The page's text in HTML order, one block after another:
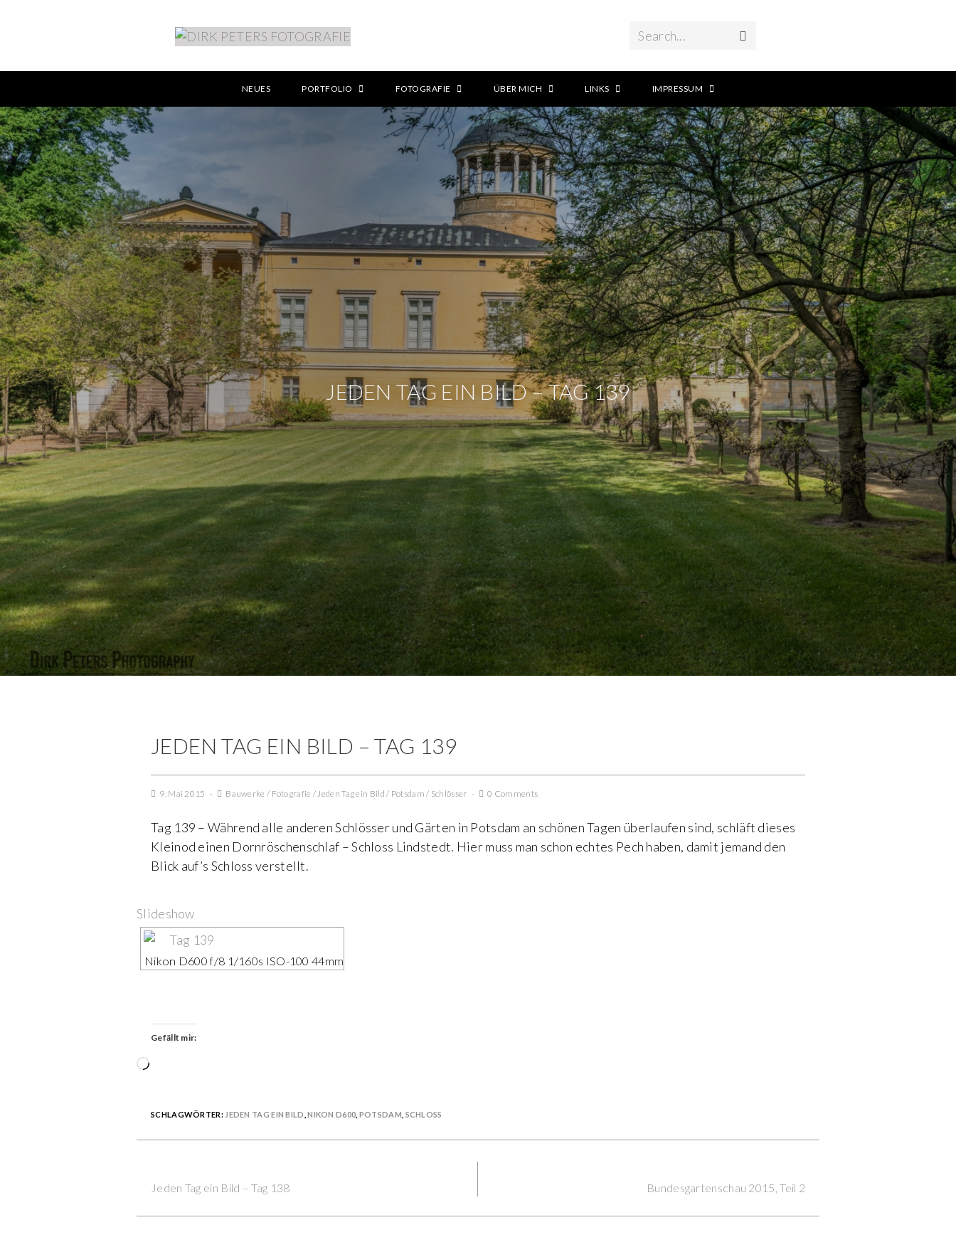
Search...
NEUES PORTFOLIO FOTOGRAFIE ÜBER MICH LINKS IMPRESSUM
JEDEN TAG EIN BILD – TAG 139
JEDEN TAG EIN BILD – TAG 139
9. Mai 2015 Bauwerke / Fotografie /Jeden Tag ein Bild / Potsdam / Schlösser 0 Comments
Tag 139 – Während alle anderen Schlösser und Gärten in Potsdam an schönen Tagen überlaufen sind, schläft dieses
Kleinod einen Dornröschenschlaf – Schloss Lindstedt. Hier muss man schon echtes Pech haben, damit jemand den
Blick auf’s Schloss verstellt.
Slideshow
Nikon D600 f/8 1/160s ISO-100 44mm
Gefällt mir:
Wird
SCHLAGWÖRTER: JEDEN TAG EIN BILD ,NIKON D600 POTSDAM SCHLOSS
Reading
Jeden Tag ein Bild – Tag 138 Bundesgartenschau 2015, Teil 2